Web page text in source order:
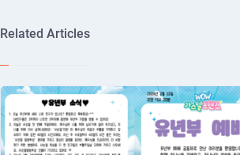
Related Articles